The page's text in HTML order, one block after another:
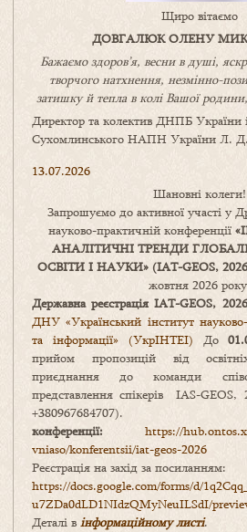
Щиро вітаємо
ДОВГАЛЮК ОЛЕНУ
Бажаємо здоров’я, весни в душі,
творчого натхнення, незмінно-
затишкуйтепла в коліВашоїродини,
Директор та колектив ДНПБ
Сухомлинського НАПН України Л. Д.
13.07.2026
Шановні колеги!
Запрошуємо до активної участі у
науково-практичній конференції «
АНАЛІТИЧНІ ТРЕНДИ
ОСВІТИ І НАУКИ» (IAT-GEOS,
жовтня 2026
Державна реєстрація IAT-GEOS, 2026
ДНУ «Український інститут науково-
та інформації» (УкрІНТЕІ) До
прийом пропозицій від
приєднання до команди
представлення спікерів IAS-GEOS,
конференції: https://
vniaso/konferentsii/iat-geos-2026
Реєстрація на захід за посиланням:
https://docs.google.com/forms/d/
u7ZDa0dLD1NIdzQMyNeuILSdI/
Деталі в інформаційному листі.